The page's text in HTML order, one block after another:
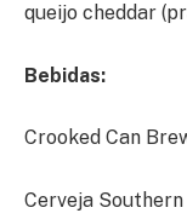
queijo cheddar
Bebidas:
Crooked Can
Cerveja